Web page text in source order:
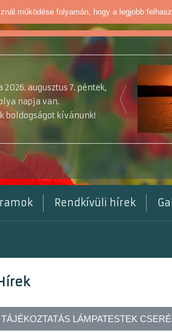
működése folyamán, hogy a legjobb
2026. augusztus 7. péntek,
napja van.
boldogságot kívánunk!
Rendkívüli hírek
TÁJÉKOZTATÁS LÁMPATESTEK